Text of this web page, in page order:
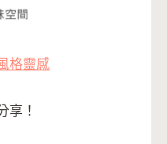
格靈感
享！